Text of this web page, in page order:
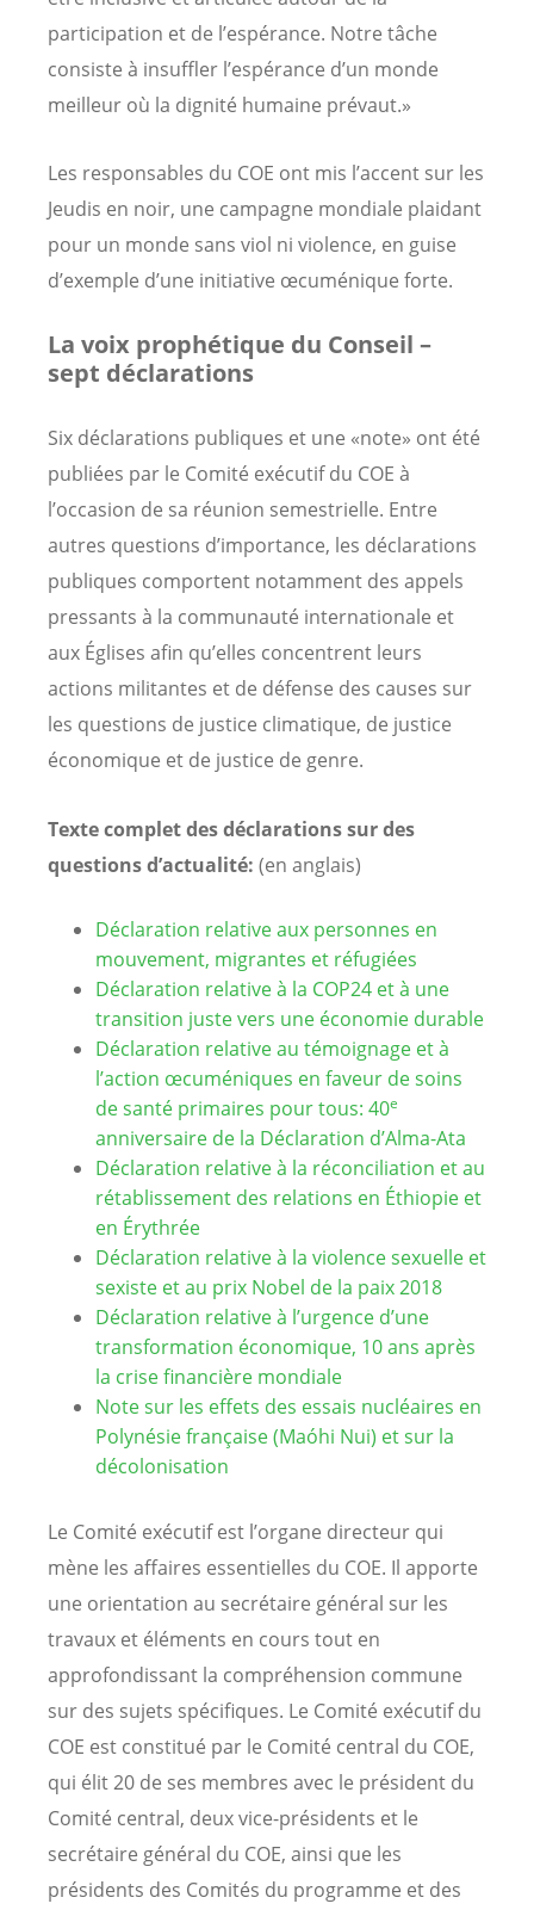
participation et de l’espérance. Notre tâche
consiste à insuffler l’espérance d’un monde
meilleur où la dignité humaine prévaut.»
Les responsables du COE ont mis l’accent sur les
Jeudis en noir, une campagne mondiale plaidant
pour un monde sans viol ni violence, en guise
d’exemple d’une initiative œcuménique forte.
La voix prophétique du Conseil –
sept déclarations
Six déclarations publiques et une «note» ont été
publiées par le Comité exécutif du COE à
l’occasion de sa réunion semestrielle. Entre
autres questions d’importance, les déclarations
publiques comportent notamment des appels
pressants à la communauté internationale et
aux Églises afin qu’elles concentrent leurs
actions militantes et de défense des causes sur
les questions de justice climatique, de justice
économique et de justice de genre.
Texte complet des déclarations sur des
questions d’actualité: (en anglais)
Déclaration relative aux personnes en
mouvement, migrantes et réfugiées
Déclaration relative à la COP24 et à une
transition juste vers une économie durable
Déclaration relative au témoignage et à
l’action œcuméniques en faveur de soins
de santé primaires pour tous: 40e
anniversaire de la Déclaration d’Alma-Ata
Déclaration relative à la réconciliation et au
rétablissement des relations en Éthiopie et
en Érythrée
Déclaration relative à la violence sexuelle et
sexiste et au prix Nobel de la paix 2018
Déclaration relative à l’urgence d’une
transformation économique, 10 ans après
la crise financière mondiale
Note sur les effets des essais nucléaires en
Polynésie française (Maóhi Nui) et sur la
décolonisation
Le Comité exécutif est l’organe directeur qui
mène les affaires essentielles du COE. Il apporte
une orientation au secrétaire général sur les
travaux et éléments en cours tout en
approfondissant la compréhension commune
sur des sujets spécifiques. Le Comité exécutif du
COE est constitué par le Comité central du COE,
qui élit 20 de ses membres avec le président du
Comité central, deux vice-présidents et le
secrétaire général du COE, ainsi que les
présidents des Comités du programme et des